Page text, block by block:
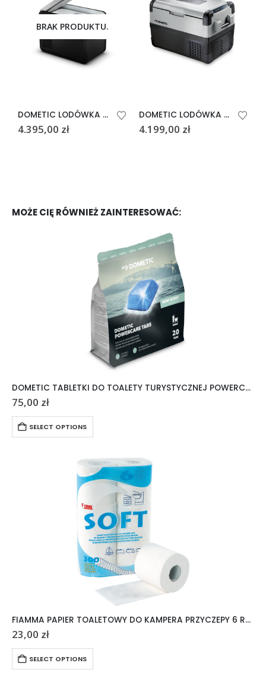
BRAK PRODUKTU.
DOMETIC LODÓWKA TURYSTYCZNA CFX3 45
4.395,00 zł
DOMETIC LODÓWKA TURYSTYCZNA CFX 50W
4.199,00 zł
MOŻE CIĘ RÓWNIEŻ ZAINTERESOWAĆ:
DOMETIC TABLETKI DO TOALETY TURYSTYCZNEJ POWERCARE TABS 20 SZTUK
75,00 zł
SELECT OPTIONS
FIAMMA PAPIER TOALETOWY DO KAMPERA PRZYCZEPY 6 ROLEK
23,00 zł
SELECT OPTIONS